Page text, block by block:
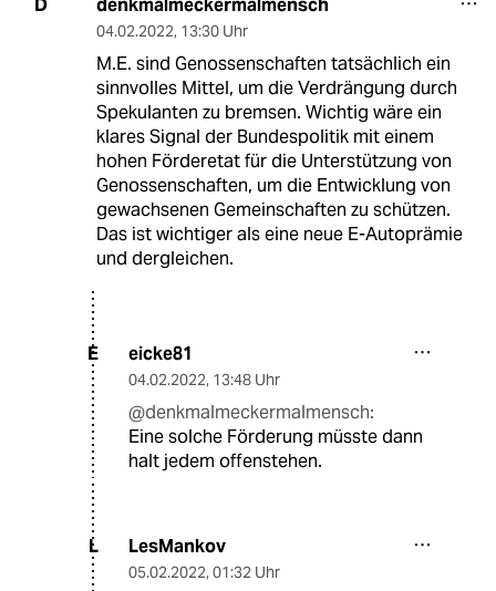
D denkmalmeckermalmensch
04.02.2022, 13:30 Uhr
M.E. sind Genossenschaften tatsächlich ein
sinnvolles Mittel, um die Verdrängung durch
Spekulanten zu bremsen. Wichtig wäre ein
klares Signal der Bundespolitik mit einem
hohen Förderetat für die Unterstützung von
Genossenschaften, um die Entwicklung von
gewachsenen Gemeinschaften zu schützen.
Das ist wichtiger als eine neue E-Autoprämie
und dergleichen.
E eicke81
04.02.2022, 13:48 Uhr
@denkmalmeckermalmensch:
Eine solche Förderung müsste dann
halt jedem offenstehen.
L LesMankov
05.02.2022, 01:32 Uhr